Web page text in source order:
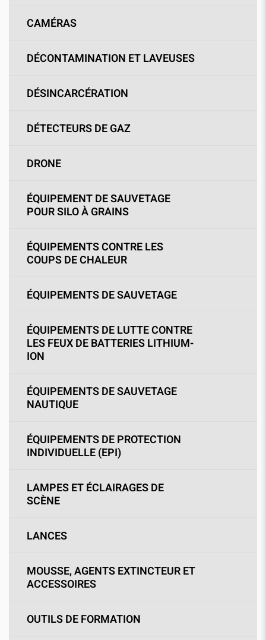
CAMÉRAS
DÉCONTAMINATION ET LAVEUSES
DÉSINCARCÉRATION
DÉTECTEURS DE GAZ
DRONE
ÉQUIPEMENT DE SAUVETAGE
POUR SILO À GRAINS
ÉQUIPEMENTS CONTRE LES
COUPS DE CHALEUR
ÉQUIPEMENTS DE SAUVETAGE
ÉQUIPEMENTS DE LUTTE CONTRE
LES FEUX DE BATTERIES LITHIUM-
ION
ÉQUIPEMENTS DE SAUVETAGE
NAUTIQUE
ÉQUIPEMENTS DE PROTECTION
INDIVIDUELLE (EPI)
LAMPES ET ÉCLAIRAGES DE
SCÈNE
LANCES
MOUSSE, AGENTS EXTINCTEUR ET
ACCESSOIRES
OUTILS DE FORMATION